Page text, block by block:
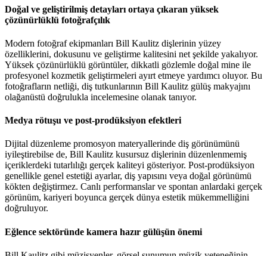
Doğal ve geliştirilmiş detayları ortaya çıkaran yüksek
çözünürlüklü fotoğrafçılık
Modern fotoğraf ekipmanları Bill Kaulitz dişlerinin yüzey
özelliklerini, dokusunu ve geliştirme kalitesini net şekilde yakalıyor.
Yüksek çözünürlüklü görüntüler, dikkatli gözlemle doğal mine ile
profesyonel kozmetik geliştirmeleri ayırt etmeye yardımcı oluyor. Bu
fotoğrafların netliği, diş tutkunlarının Bill Kaulitz gülüş makyajını
olağanüstü doğrulukla incelemesine olanak tanıyor.
Medya rötuşu ve post-prodüksiyon efektleri
Dijital düzenleme promosyon materyallerinde diş görünümünü
iyileştirebilse de, Bill Kaulitz kusursuz dişlerinin düzenlenmemiş
içeriklerdeki tutarlılığı gerçek kaliteyi gösteriyor. Post-prodüksiyon
genellikle genel estetiği ayarlar, diş yapısını veya doğal görünümü
kökten değiştirmez. Canlı performanslar ve spontan anlardaki gerçek
görünüm, kariyeri boyunca gerçek dünya estetik mükemmelliğini
doğruluyor.
Eğlence sektöründe kamera hazır gülüşün önemi